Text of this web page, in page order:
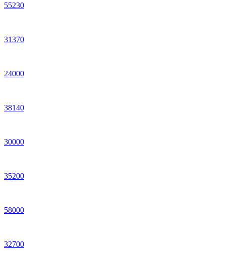
55230
31370
24000
38140
30000
35200
58000
32700